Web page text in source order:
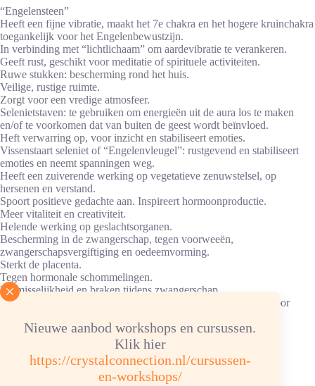
Nieuwe aanbod workshops en cursussen.
Klik hier
https://crystalconnection.nl/cursussen-
en-workshops/
“Engelensteen”
Heeft een fijne vibratie, maakt het 7e chakra en het hogere kruinchakra
toegankelijk voor het Engelenbewustzijn.
In verbinding met “lichtlichaam” om aardevibratie te verankeren.
Geeft rust, geschikt voor meditatie of spirituele activiteiten.
Ruwe stukken: bescherming rond het huis.
Veilige, rustige ruimte.
Zorgt voor een vredige atmosfeer.
Selenietstaven: te gebruiken om energieën uit de aura los te maken
en/of te voorkomen dat van buiten de geest wordt beïnvloed.
Heft verwarring op, voor inzicht en stabiliseert emoties.
Vissenstaart seleniet of “Engelenvleugel”: rustgevend en stabiliseert
emoties en neemt spanningen weg.
Heeft een zuiverende werking op vegetatieve zenuwstelsel, op
hersenen en verstand.
Spoort positieve gedachte aan. Inspireert hormoonproductie.
Meer vitaliteit en creativiteit.
Helende werking op geslachtsorganen.
Bescherming in de zwangerschap, tegen voorweeën,
zwangerschapsvergiftiging en oedeemvorming.
Sterkt de placenta.
Tegen hormonale schommelingen.
Bij misselijkheid en braken tijdens zwangerschap.
Behoedt het kind in de moederschoot en ook na de geboorte voor
Vermindert overgewicht.
Vetzucht, door aderontstekingen en trombose.
Kanker in beginstadium tot een gevorderd stadium kan worden
geheeld.